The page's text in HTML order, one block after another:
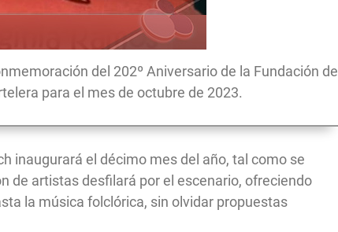
del 202º Aniversario de la Fundación de
para el mes de octubre de 2023.
inaugurará el décimo mes del año, tal como se
de artistas desfilará por el escenario, ofreciendo
la música folclórica, sin olvidar propuestas